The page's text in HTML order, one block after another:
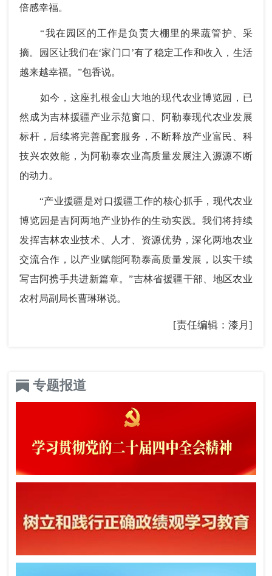
倍感幸福。
“我在园区的工作是负责大棚里的果蔬管护、采
摘。园区让我们在‘家门口’有了稳定工作和收入，生活
越来越幸福。”包香说。
如今，这座扎根金山大地的现代农业博览园，已
然成为吉林援疆产业示范窗口、阿勒泰现代农业发展
标杆，后续将完善配套服务，不断释放产业富民、科
技兴农效能，为阿勒泰农业高质量发展注入源源不断
的动力。
“产业援疆是对口援疆工作的核心抓手，现代农业
博览园是吉阿两地产业协作的生动实践。我们将持续
发挥吉林农业技术、人才、资源优势，深化两地农业
交流合作，以产业赋能阿勒泰高质量发展，以实干续
写吉阿携手共进新篇章。”吉林省援疆干部、地区农业
农村局副局长曹琳琳说。
[责任编辑：漆月]
专题报道